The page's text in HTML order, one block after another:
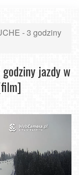
- 3 godziny
jazdy w